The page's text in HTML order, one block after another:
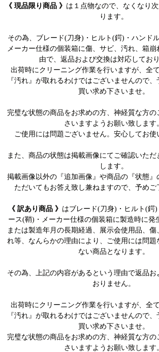
《 現品限り商品 》 は１点物なので、なくなり
ります。
その為、ブレード(刀身)・ヒルト(鍔)・ハンド
メーカー仕様の個装箱に傷、サビ、汚れ、箱
由で、返品および交換は対応しており
出荷時にクリーニング作業を行いますが、全
『汚れ』が取れるわけではございませんので
買い求め下さいませ。
完璧な状態の商品をお求めの方、神経質な方
さいますようお願い致します
ご使用には問題ございません。安心してお使
また、商品の状態は掲載画像にてご確認いた
します。
掲載画像以外の『追加画像』や商品の『状態
ただいてもお答え致し兼ねますので、予めご
《 訳あり商品 》 はブレード(刀身)・ヒルト(鍔
ース(鞘)・メーカー仕様の個装箱に製造時に発
または製造年月の長期経過、展示会使用品、
れ等、なんらかの理由により、ご使用には問題
ない商品となります。
その為、上記の内容があるという理由で返品お
おりません。
出荷時にクリーニング作業を行いますが、全
『汚れ』が取れるわけではございませんので
買い求め下さいませ。
完璧な状態の商品をお求めの方、神経質な方
さいますようお願い致します